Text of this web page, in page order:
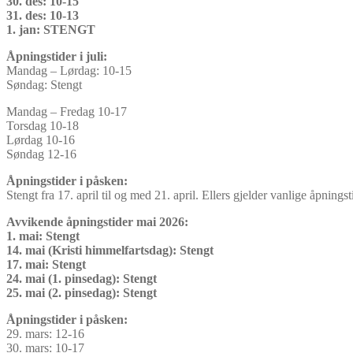
31. des: 10-13
1. jan: STENGT
Åpningstider i juli:
Mandag – Lørdag: 10-15
Søndag: Stengt
Mandag – Fredag 10-17
Torsdag 10-18
Lørdag 10-16
Søndag 12-16
Åpningstider i påsken:
Stengt fra 17. april til og med 21. april. Ellers gjelder vanlige
Avvikende åpningstider mai 2026:
1. mai: Stengt
14. mai (Kristi himmelfartsdag): Stengt
17. mai: Stengt
24. mai (1. pinsedag): Stengt
25. mai (2. pinsedag): Stengt
Åpningstider i påsken:
29. mars: 12-16
30. mars: 10-17